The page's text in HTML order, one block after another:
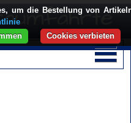
um die Bestellung von
Cookies verbieten